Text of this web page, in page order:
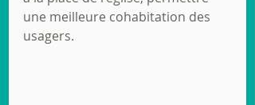
une meilleure cohabitation des
usagers.